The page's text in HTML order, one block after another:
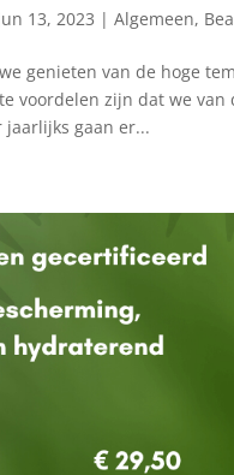
13, 2023 |Algemeen,
genieten van de hoge
voordelen zijn dat we
jaarlijks gaan er...